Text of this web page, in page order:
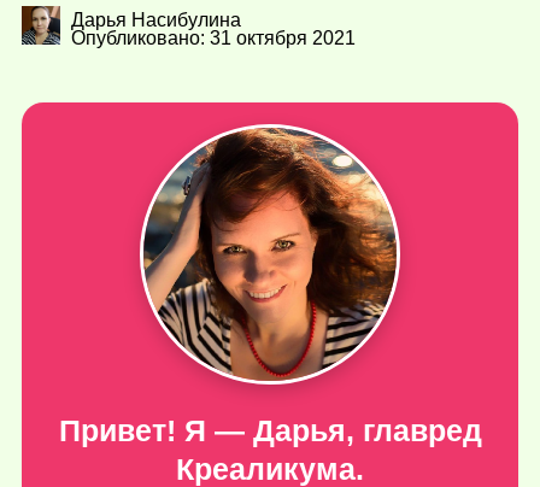
Дарья Насибулина
Опубликовано: 31 октября 2021
Привет! Я — Дарья, главред
Креаликума.